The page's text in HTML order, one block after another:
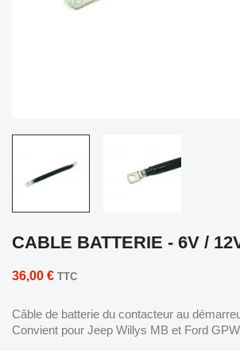
CABLE BATTERIE - 6V /
36,00 € TTC
Câble de batterie du contacteur au
Convient pour Jeep Willys MB et Ford